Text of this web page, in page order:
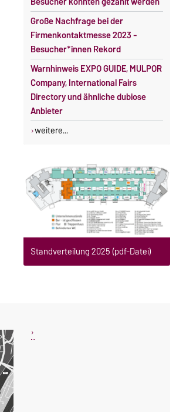
Große Nachfrage bei der
Firmenkontaktmesse 2023 -
Besucher*innen Rekord
Warnhinweis EXPO GUIDE, MULPOR
Company, International Fairs
Directory und ähnliche dubiose
Anbieter
weitere...
Standverteilung 2025 (pdf-Datei)